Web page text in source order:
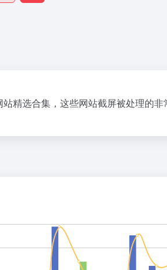
精选合集，这些网站截屏被处理的